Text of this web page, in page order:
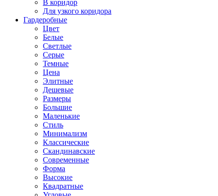
В коридор
Для узкого коридора
Гардеробные
Цвет
Белые
Светлые
Серые
Темные
Цена
Элитные
Дешевые
Размеры
Большие
Маленькие
Стиль
Минимализм
Классические
Скандинавские
Современные
Форма
Высокие
Квадратные